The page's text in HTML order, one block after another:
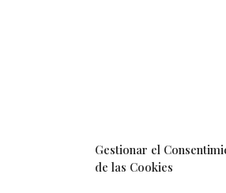
Gestionar el
de las Cookies